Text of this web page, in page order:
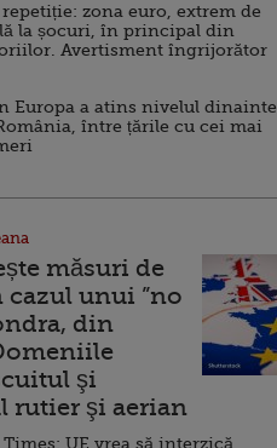
zona euro, extrem de
la șocuri, în principal din
Avertisment îngrijorător
Europa a atins nivelul dinainte
între țările cu cei mai
măsuri de
cazul unui ”no
din
şi
rutier şi aerian
UE vrea să interzică